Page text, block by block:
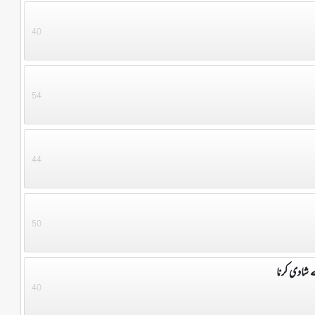
40
54
44
50
شادی کرنا
40